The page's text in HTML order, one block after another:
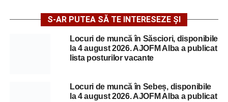
S-AR PUTEA SĂ TE INTERESEZE ȘI
Locuri de muncă în Săsciori, disponibile
la 4 august 2026. AJOFM Alba a publicat
lista posturilor vacante
Locuri de muncă în Sebeș, disponibile
la 4 august 2026. AJOFM Alba a publicat